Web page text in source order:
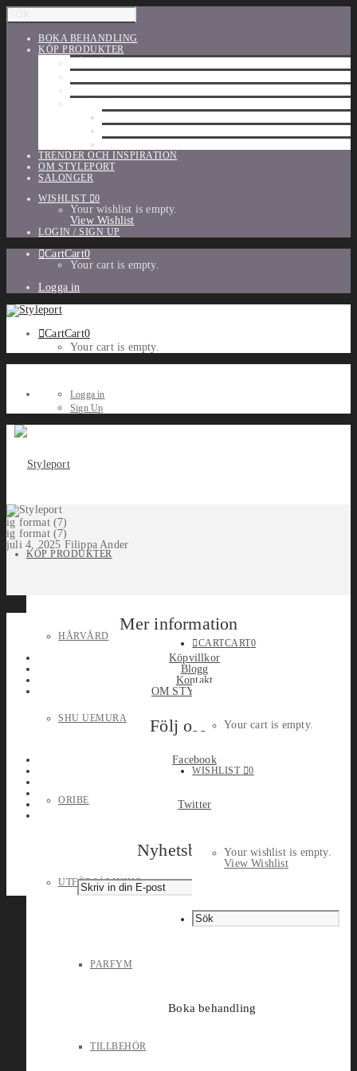
BOKA BEHANDLING
KÖP PRODUKTER
TRENDER OCH INSPIRATION
OM STYLEPORT
SALONGER
WISHLIST
0
Your wishlist is empty.
View Wishlist
LOGIN / SIGN UP
CartCart0
Your cart is empty.
Logga in
CartCart0
Your cart is empty.
Logga in
Sign Up
KÖP PRODUKTER
HÅRVÅRD
SHU UEMURA
ORIBE
UTFÖRSÄLJNING
PARFYM
TILLBEHÖR
CARTCART0
Your cart is empty.
WISHLIST 0
Your wishlist is empty.
View Wishlist
Boka behandling
ig format (7)
ig format (7)
juli 4, 2025 Filippa Ander
Mer information
Köpvillkor
Blogg
Kontakt
OM STYLEPORT
Följ oss
Facebook
Twitter
Nyhetsbrev